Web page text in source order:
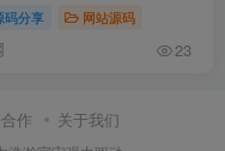
码分享 网站源码
23
作 关于我们